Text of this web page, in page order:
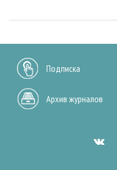
Подписка
Архив журналов